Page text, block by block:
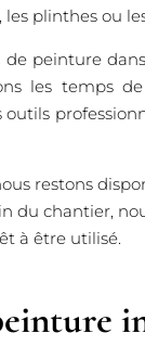
plinthes ou
peinture
les temps
restons
du chantier,
à être utilisé.